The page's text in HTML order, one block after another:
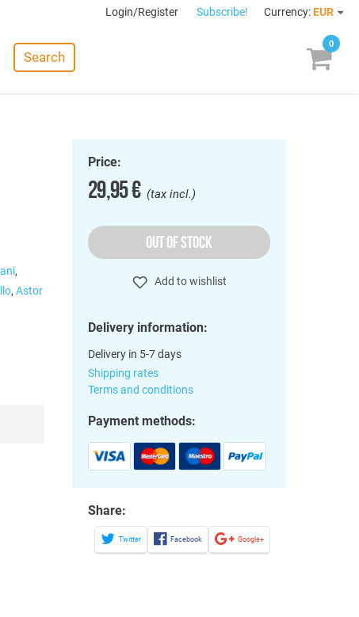
Login/Register Subscribe! Currency: EUR
Search
0
,
,Astor
Price:
29,95 €(tax incl.)
OUT OF STOCK
Add to wishlist
Delivery information:
Delivery in 5-7 days
Shipping rates
Terms and conditions
Payment methods:
Share:
Twitter Facebook Google+